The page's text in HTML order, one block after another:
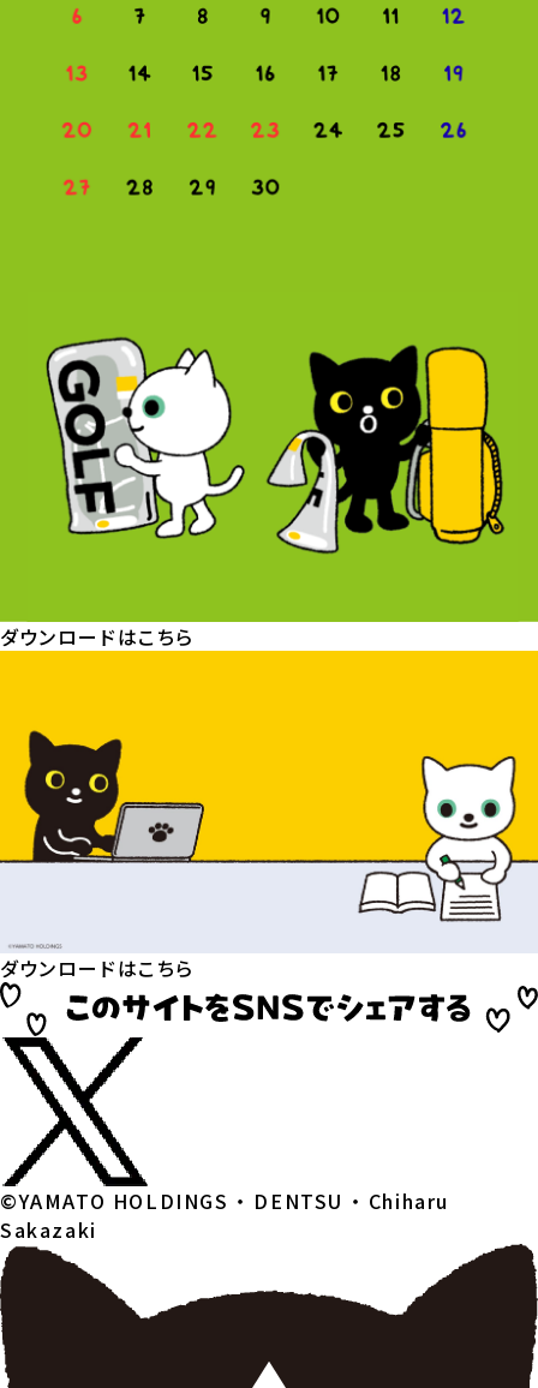
ダウンロードはこちら
ダウンロードはこちら
©YAMATO HOLDINGS ・ DENTSU ・ Chiharu
Sakazaki